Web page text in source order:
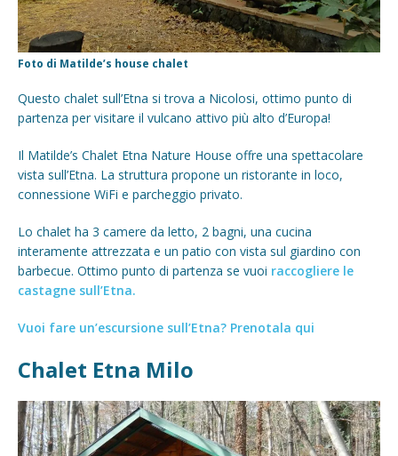
Foto di Matilde’s house chalet
Questo chalet sull’Etna si trova a Nicolosi, ottimo punto di
partenza per visitare il vulcano attivo più alto d’Europa!
Il Matilde’s Chalet Etna Nature House offre una spettacolare
vista sull’Etna. La struttura propone un ristorante in loco,
connessione WiFi e parcheggio privato.
Lo chalet ha 3 camere da letto, 2 bagni, una cucina
interamente attrezzata e un patio con vista sul giardino con
barbecue. Ottimo punto di partenza se vuoi raccogliere le
castagne sull’Etna.
Vuoi fare un’escursione sull’Etna? Prenotala qui
Chalet Etna Milo